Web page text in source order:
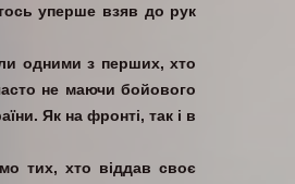
уперше взяв до рук
одними з перших, хто
не маючи бойового
Як на фронті, так і в
тих, хто віддав своє